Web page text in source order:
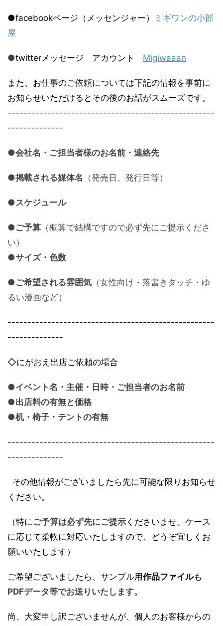
●facebookページ（メッセンジャー）
ミギワンの小部
屋
●twitterメッセージ アカウント Migiwaaan
また、お仕事のご依頼については下記の情報を事前に
お知らせいただけるとその後のお話がスムーズです。
----------------------------------------------------
--------------
●会社名・ご担当者様のお名前・連絡先
●掲載される媒体名 （発売日、発行日等）
●スケジュール
●ご予算 （概算で結構ですので必ず先にご提示くださ
い）
●サイズ・色数
●ご希望される雰囲気 （女性向け・落書きタッチ・ゆ
るい漫画など）
----------------------------------------------------
--------------
◇にがおえ出店ご依頼の場合
●イベント名・主催・日時・ご担当者のお名前
●出店料の有無と価格
●机・椅子・テントの有無
----------------------------------------------------
--------------
その他情報がございましたら先に可能な限りお知らせ
ください。
（特にご予算は必ず先にご提示 くださいませ。ケース
に応じて柔軟に対応いたしますので、どうぞ宜しくお
願いいたします）
ご希望ございましたら、サンプル用作品ファイルも
PDFデータ等でお送りいたします。
尚、大変申し訳ございませんが、個人のお客様からの